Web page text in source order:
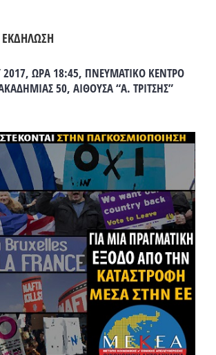
2017, ΩΡΑ 18:45, ΠΝΕΥΜΑΤΙΚΟ ΚΕΝΤΡΟ
50, ΑΙΘΟΥΣΑ “Α. ΤΡΙΤΣΗΣ”